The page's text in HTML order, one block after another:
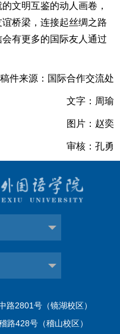
文明互鉴的动人画卷，
桥梁，连接起丝绸之路
有更多的国际友人通过
稿件来源：国际合作交流处
文字：周瑜
图片：赵奕
审核：孔勇
路2801号（镜湖校区）
路428号（稽山校区）